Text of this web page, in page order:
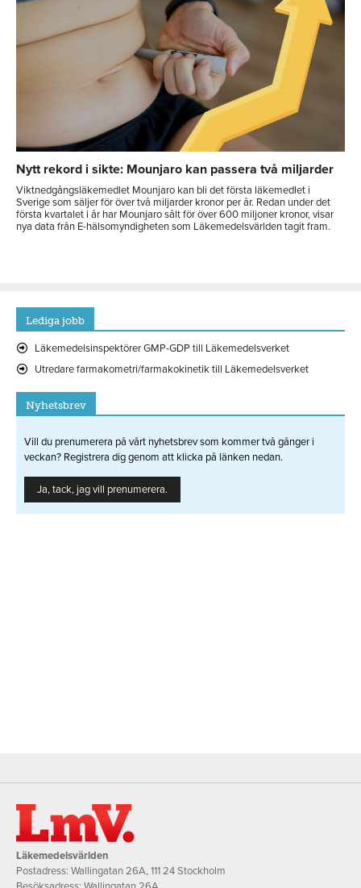
Nytt rekord i sikte: Mounjaro kan passera två miljarder
Viktnedgångsläkemedlet Mounjaro kan bli det första läkemedlet i
Sverige som säljer för över två miljarder kronor per år. Redan under det
första kvartalet i år har Mounjaro sålt för över 600 miljoner kronor, visar
nya data från E-hälsomyndigheten som Läkemedelsvärlden tagit fram.
Lediga jobb
Läkemedelsinspektörer GMP-GDP till Läkemedelsverket
Utredare farmakometri/farmakokinetik till Läkemedelsverket
Nyhetsbrev
Vill du prenumerera på vårt nyhetsbrev som kommer två gånger i
veckan? Registrera dig genom att klicka på länken nedan.
Ja, tack, jag vill prenumerera.
Läkemedelsvärlden
Postadress: Wallingatan 26A, 111 24 Stockholm